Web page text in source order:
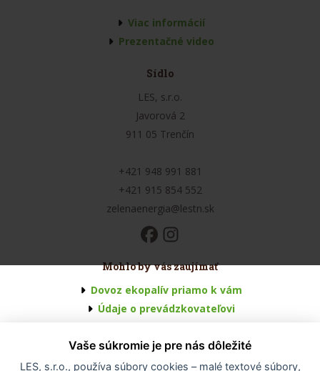
Viac informácií
Prezentačné video
Sídlo
LES, s.r.o.
Javorová 2
911 05 Trenčín
+421 948 991 881
+421 915 854 552
zelenaenergia@lestn.sk
Mohlo by vás zaujímať
Dovoz ekopalív priamo k vám
Údaje o prevádzkovateľovi
Odstúpenie od zmluvy
Odstúpenie od zmluvy - formulár
Vaše súkromie je pre nás dôležité
LES, s.r.o., používa súbory cookies – malé textové súbory,